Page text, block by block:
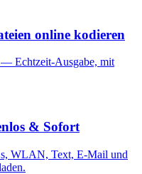
online kodieren
Echtzeit-Ausgabe, mit
& Sofort
WLAN, Text, E-Mail und